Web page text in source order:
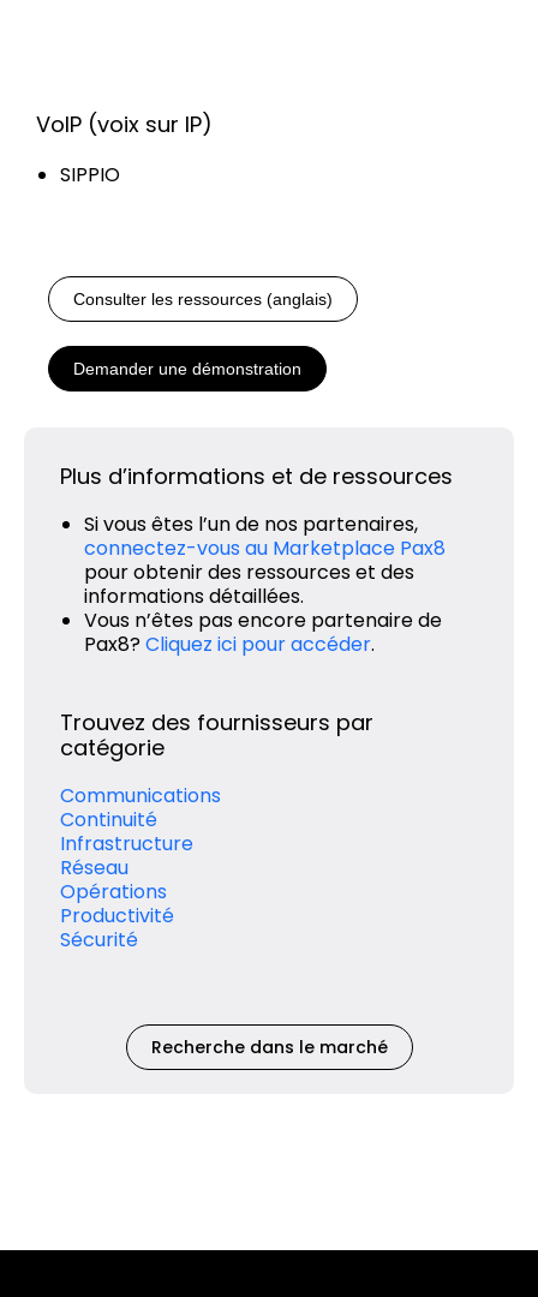
VoIP (voix sur IP)
SIPPIO
Consulter les ressources (anglais)
Demander une démonstration
Plus d’informations et de ressources
Si vous êtes l’un de nos partenaires,
connectez-vous au Marketplace Pax8
pour obtenir des ressources et des
informations détaillées.
Vous n’êtes pas encore partenaire de
Pax8?Cliquez ici pour accéder.
Trouvez des fournisseurs par
catégorie
Communications
Continuité
Infrastructure
Réseau
Opérations
Productivité
Sécurité
Recherche dans le marché